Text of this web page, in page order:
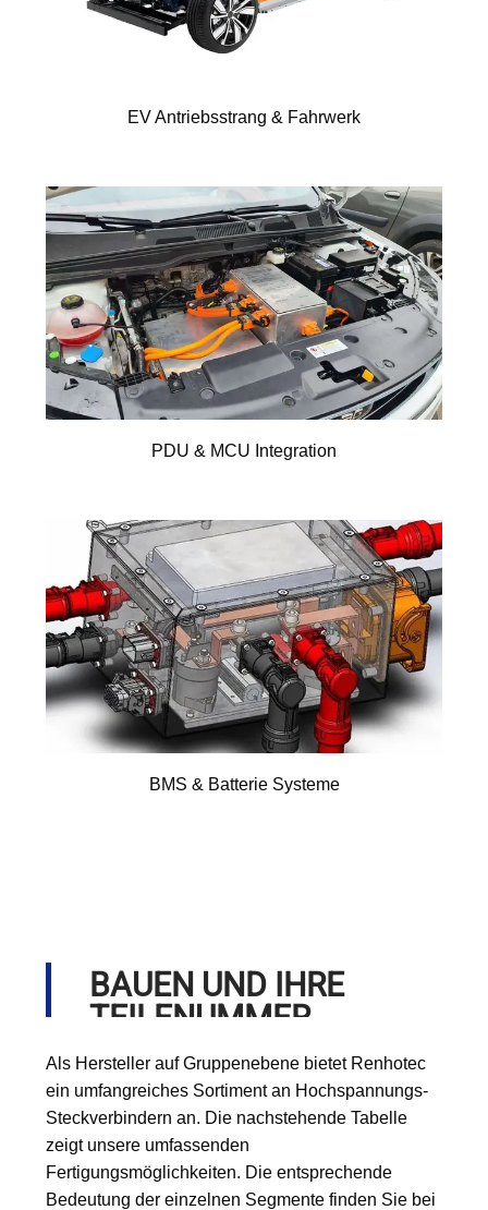
EV Antriebsstrang & Fahrwerk
PDU & MCU Integration
BMS & Batterie Systeme
BAUEN UND IHRE
TEILENUMMER
ANFORDERN
Als Hersteller auf Gruppenebene bietet Renhotec
ein umfangreiches Sortiment an Hochspannungs-
Steckverbindern an. Die nachstehende Tabelle
zeigt unsere umfassenden
Fertigungsmöglichkeiten. Die entsprechende
Bedeutung der einzelnen Segmente finden Sie bei